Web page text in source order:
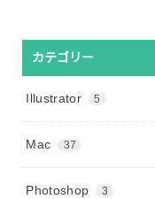
カテゴリー
Illustrator 5
Mac 37
Photoshop 3